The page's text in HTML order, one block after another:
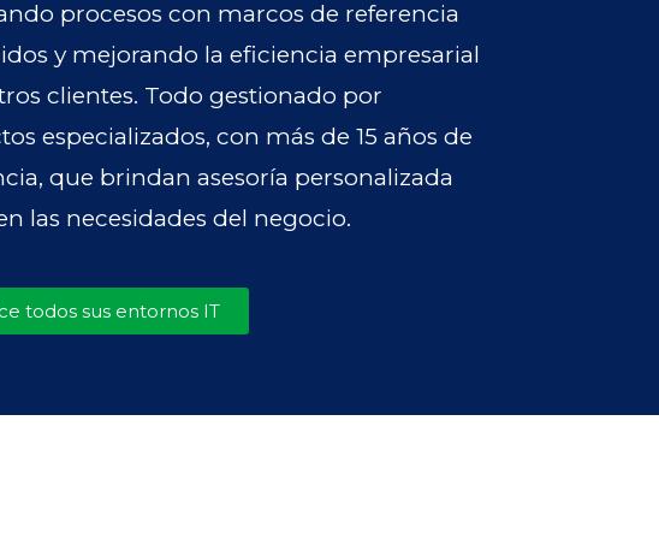
procesos con marcos de referencia
y mejorando la eficiencia empresarial
clientes. Todo gestionado por
especializados, con más de 15 años de
que brindan asesoría personalizada
las necesidades del negocio.
todos sus entornos IT